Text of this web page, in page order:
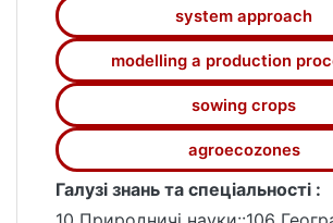
system approach
modelling a production
sowing crops
agroecozones
Галузі знань та спеціальності :